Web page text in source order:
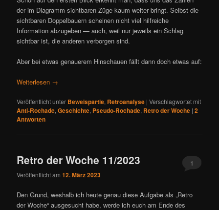
der im Diagramm sichtbaren Züge kaum weiter bringt. Selbst die
sichtbaren Doppelbauern scheinen nicht viel hilfreiche
Information abzugeben — auch, weil nur jeweils ein Schlag
sichtbar ist, die anderen verborgen sind.
Aber bei etwas genauerem Hinschauen fällt dann doch etwas auf:
Weiterlesen →
Veröffentlicht unter Beweispartie, Retroanalyse |Verschlagwortet mit
Anti-Rochade,Geschichte, Pseudo-Rochade, Retro der Woche |2
Antworten
Retro der Woche 11/2023
Veröffentlicht am12. März 2023
1
Den Grund, weshalb ich heute genau diese Aufgabe als „Retro
der Woche“ ausgesucht habe, werde ich euch am Ende des